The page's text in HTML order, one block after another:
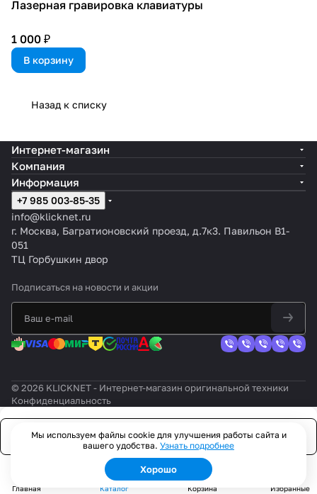
Лазерная гравировка клавиатуры
1 000 ₽
В корзину
Назад к списку
Заказать
Главная Каталог Корзина Избранные
Интернет-магазин
Компания
Информация
+7 985 003-85-35
info@klicknet.ru
г. Москва, Багратионовский проезд, д.7к3. Павильон B1-
051
ТЦ Горбушкин двор
Подписаться на новости и акции
© 2026 KLICKNET - Интернет-магазин оригинальной техники
Конфиденциальность
Мы используем файлы cookie для улучшения работы сайта и
вашего удобства. Узнать подробнее
Хорошо